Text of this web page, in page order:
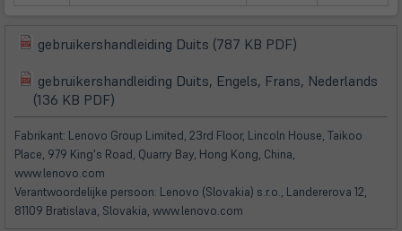
Tab)
in
neuem
Tab)
gebruikershandleiding Duits (787 KB PDF)
neuem
(öffnet
in
neuem
Tab)
gebruikershandleiding Duits, Engels, Frans, Nederlands
(136 KB PDF)
in
neuem
Tab)
Fabrikant: Lenovo Group Limited, 23rd Floor, Lincoln House, Taikoo
Place, 979 King's Road, Quarry Bay, Hong Kong, China,
www.lenovo.com
Verantwoordelijke persoon: Lenovo (Slovakia) s.r.o., Landererova 12,
81109 Bratislava, Slovakia, www.lenovo.com